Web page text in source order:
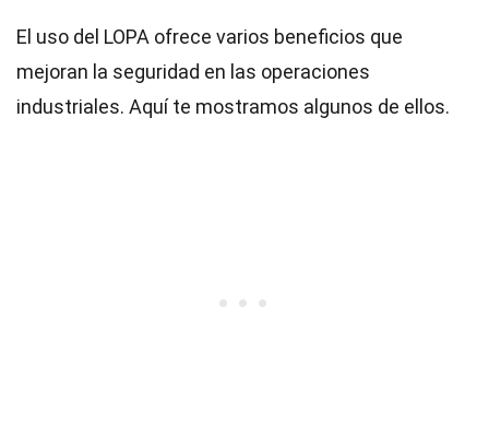
El uso del LOPA ofrece varios beneficios que
mejoran la seguridad en las operaciones
industriales. Aquí te mostramos algunos de ellos.